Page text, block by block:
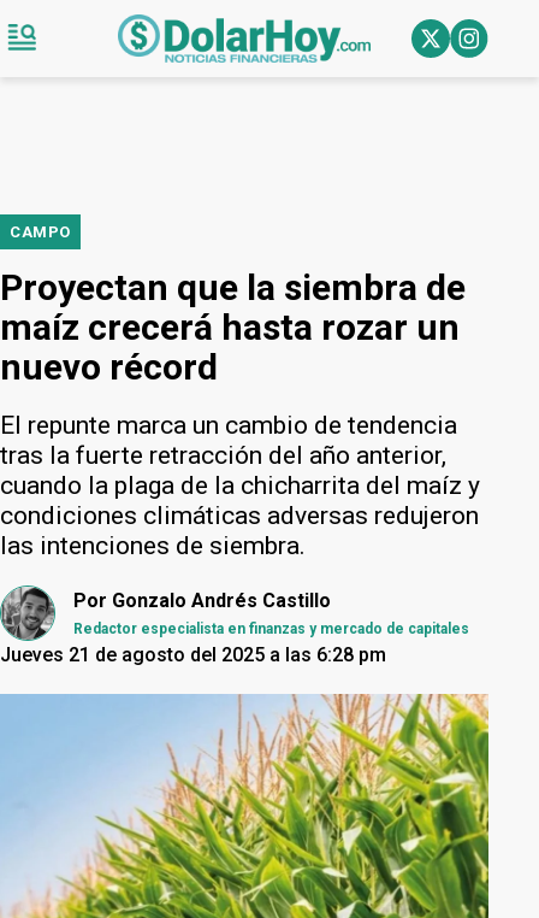
CAMPO
Proyectan que la siembra de
maíz crecerá hasta rozar un
nuevo récord
El repunte marca un cambio de tendencia
tras la fuerte retracción del año anterior,
cuando la plaga de la chicharrita del maíz y
condiciones climáticas adversas redujeron
las intenciones de siembra.
Por Gonzalo Andrés Castillo
Redactor especialista en finanzas y mercado de capitales
Jueves 21 de agosto del 2025 a las 6:28 pm